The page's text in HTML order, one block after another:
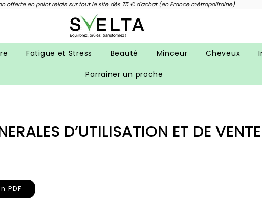
offerte en point relais sur tout le site dès 75 € d'achat (en France métropolitaine)
Fatigue et Stress Beauté Minceur Cheveux
Parrainer un proche
D’UTILISATION ET DE VENTE
PDF